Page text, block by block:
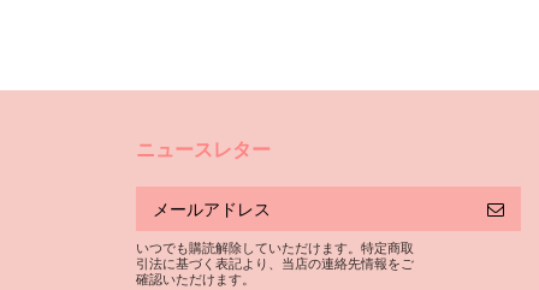
ニュースレター
いつでも購読解除していただけます。特定商取
引法に基づく表記より、当店の連絡先情報をご
確認いただけます。